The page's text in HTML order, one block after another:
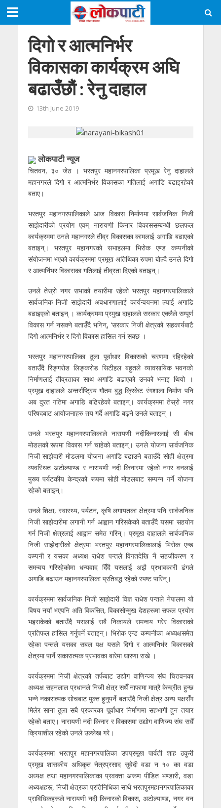
दिगो र आत्मनिर्भर
विकासका कार्यक्रम अघि
बढाउँछाै‌ं : रेनु दाहाल
13th June 2019
लाेकपाटी न्यूज
चितवन, ३० जेठ । भरतपुर महानगरपालिका प्रमूख रेनु दाहालले
महानगरले दिगो र आत्मनिर्भर विकासका गतिलाई अगाडि बढाइरहेको
बताए।
भरतपुर महानगरपालिकाले आज विकास निर्माणमा सार्वजनिक निजी
साझेदारीको प्रयोग एवम् नारायणी किनार विकाससम्बन्धी छलफल
कार्यक्रममा उनले महानगरले तीव्र विकासका कामलाई अगाडि बढाएको
बताइन्। भरतपुर महानगरको सभाहलमा भिरोक एण्ड कम्पनीको
संयोजनमा भएको कार्यक्रममा प्रमूख अतिथिका रुपमा बोल्दै उनले दिगो
र आत्मर्निभर विकासका गतिलाई तीव्रता दिएको बताइन्।
उनले तेस्रो नगर सभाको तयारीमा रहेको भरतपुर महानगरपालिकाले
सार्वजनिक निजी साझेदारी अवधारणालाई कार्यन्वयनमा ल्याई अगाडि
बढाइएको बताइन् । कार्यक्रममा प्रमुख दाहालले सरकार एक्लैले सम्पूर्ण
विकास गर्न नसक्ने बताउँँदै भनिन्, ‘सरकार निजी क्षेत्रको सहकार्यबाटै
दिगो आत्मनिर्भर र दिगो विकास हासिल गर्न सक्छ ।
भरतपुर महानगरपालिका ठूला पूर्वाधार विकासको चरणमा रहिरहेको
बताउँँदै रिङ्गरोड लिङ्करोड सिटीहल बहुतले व्यावसायिक भवनको
निर्माणलाई तीव्रताका साथ अगाडि बढाएको उनको भनाइ थियो ।
प्रमूख दाहालले अन्तर्राष्ट्रिय गौतम बुद्ध क्रिकेट रंगशाला निर्माण पनि
अब दु्रत गतिमा अगाडि बढिरहेको बताइन्। कार्यक्रममा तेस्रो नगर
परिषदबाट आयोजनाहरु तय गर्दै अगाडि बढ्ने उनले बताइन् ।
उनले भरतपुर महानगरपालिकाले नारायणी नदीकिनारलाई सी बीच
मोडलको रूपमा विकास गर्न चाहेको बताइन्। उनले योजना सार्वजनिक
निजी साझेदारी मोडलमा योजना अगाडि बढाउने बताउँदै सोही क्षेत्रमा
व्यवस्थित अटोल्याण्ड र नारायणी नदी किनारमा रहेको नगर वनलाई
मुख्य पर्यटकीय केन्द्रको रूपमा सोही मोडलबाट सम्पन्न गर्ने योजना
रहेको बताइन्।
उनले शिक्षा, स्वास्थ्य, पर्यटन, कृषि लगायतका क्षेत्रमा पनि सार्वजनिक
निजी साझेदारीमा लगानी गर्न आह्वान गरिसकेको बताउँदै यसमा सहयोग
गर्न निजी क्षेत्रलाई आह्वान समेत गरिन्। प्रमूख दाहालले सार्वजनिक
निजी साझेदारीको क्षेत्रमा भरतपुर महानगरपालिकालाई भिरोक एन्ड
कम्पनी र यसका अध्यक्ष राधेश पन्तले विगतदेखि नै सहजीकरण र
समन्वय गरिरहेकोमा धन्यवाद दिँँदै यसलाई अझै प्रभावकारी ढंगले
अगाडि बढाउन महानगरपालिका प्रतिबद्ध रहेको स्पष्ट पारिन्।
कार्यक्रममा सार्वजनिक निजी साझेदारी विज्ञ राधेश पन्तले नेपालमा यो
विषय नयाँ भएपनि अति विकसित, विकासोन्मुख देशहरूमा सफल प्रयोग
भइसकेको बताउँदै यसलाई सबै निकायले समन्वय गरेर विकासको
प्रतिफल हासिल गर्नुपर्ने बताइन्। भिरोक एन्ड कम्पनीका अध्यक्षसमेत
रहेका पन्तले यसका सबल पक्ष यसले दिगो र आत्मनिर्भर विकासको
क्षेत्रमा पार्ने सकारात्मक प्रभावका बारेमा धारणा राखे ।
कार्यक्रममा निजी क्षेत्रको तर्फबाट उद्योग वाणिन्ज्य संघ चितवनका
अध्यक्ष सहनलाल प्रधानले निजी क्षेत्र सधैँ नाफामा मात्रै केन्द्रीत हुन्छ
भन्ने नकारात्मक सोचबाट मुक्त हुनुपर्ने बताउँदै निजी क्षेत्र अन्य पक्षसँँग
मिलेर साना ठूला सबै प्रकारका पूर्वांधार निर्माणमा सहभागी हुन तयार
रहेको बताए। नारायणी नदी किनार र विकासमा उद्योग वाणिज्य संघ सधैँ
क्रियाशील रहेको उनले उल्लेख गरे।
कार्यक्रममा भरतपुर महानगरपालिका उपप्रमूख पार्वती शाह ठकुरी
प्रमूख शासकीय अधिकृत नेत्रप्रसाद सुवेदी वडा न १० का वडा
अध्यक्ष तथा महानगरपालिकाका प्रवक्ता अरूण पीडित भण्डारी, वडा
अध्यक्षहरू, निजी क्षेत्रका प्रतिनिधिका साथै भरतपुरमहानगरपालिकाका
प्राविधिकहरूले नारायणी नदी किनारको विकास, अटोल्याण्ड, नगर वन